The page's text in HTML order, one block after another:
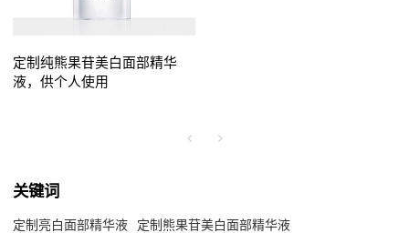
定制纯熊果苷美白面部精华
液，供个人使用
关键词
定制亮白面部精华液
定制熊果苷美白面部精华液